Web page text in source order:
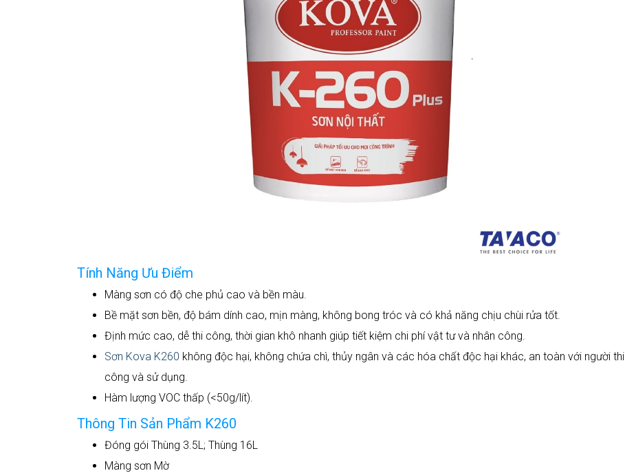
Tính Năng Ưu Điểm
Màng sơn có độ che phủ cao và bền màu.
Bề mặt sơn bền, độ bám dính cao, mịn màng, không bong tróc và có khả năng chịu chùi rửa tốt.
Định mức cao, dễ thi công, thời gian khô nhanh giúp tiết kiệm chi phí vật tư và nhân công.
Sơn Kova K260 không độc hại, không chứa chì, thủy ngân và các hóa chất độc hại khác, an toàn với người thi
công và sử dụng.
Hàm lượng VOC thấp (<50g/lít).
Thông Tin Sản Phẩm K260
Đóng gói Thùng 3.5L; Thùng 16L
Màng sơn Mờ